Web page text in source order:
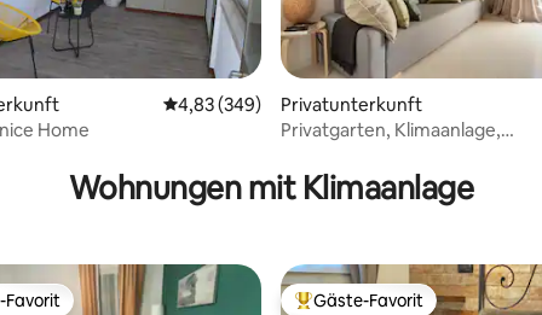
4,93 von 5, 253 Bewertungen
Durchschnittliche Bewertung: 4,83 von 5,
4,83 (349)
Home
Privatunterkunft
Privatgarten, Klimaanlage,
Wohnungen mit Klimaanlage
Gäste-Favorit.
Favorit Beliebter Gäste-Favorit.
Gäste-Favorit